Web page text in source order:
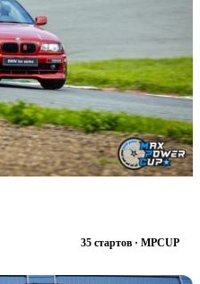
35 стартов · MPCUP